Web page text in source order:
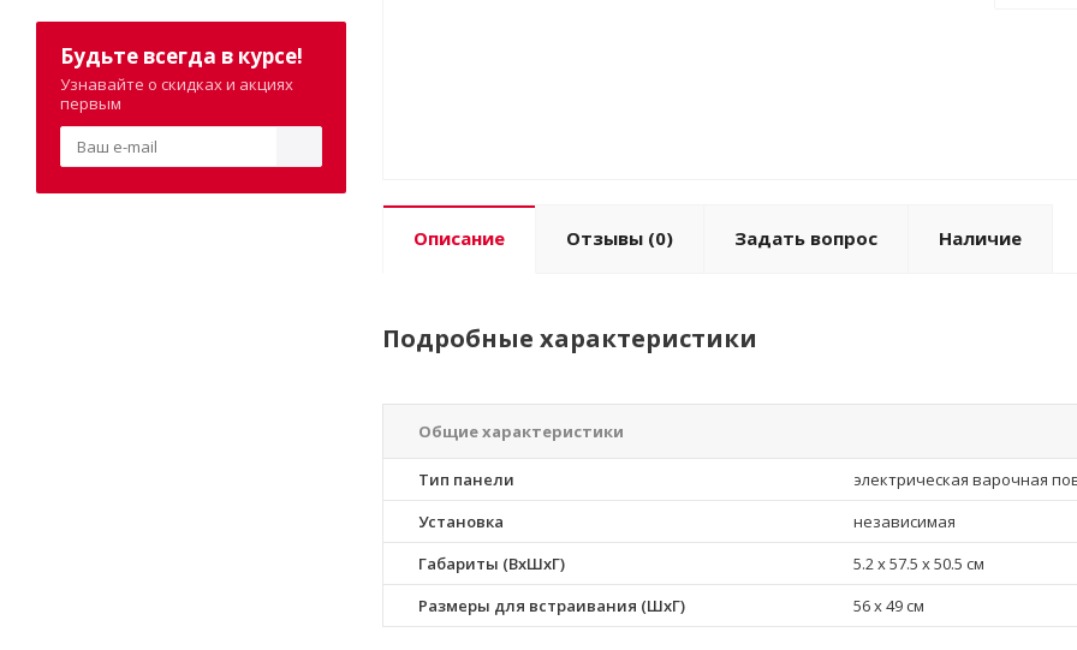
Описание Отзывы (0) Задать вопрос Наличие
Подробные характеристики
Общие характеристики
Тип панели
электрическая варочная
Установка
независимая
Габариты (ВхШхГ)
5.2 x 57.5 x 50.5 см
Размеры для встраивания (ШхГ)
56 x 49 см
Будьте всегда в курсе!
Узнавайте о скидках и акциях
первым